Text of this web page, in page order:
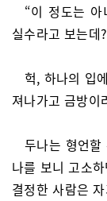
“이 정도는
실수라고 보는데
헉, 하나의 입
져나가고 금방이
두나는 형언
나를 보니 고소
결정한 사람은